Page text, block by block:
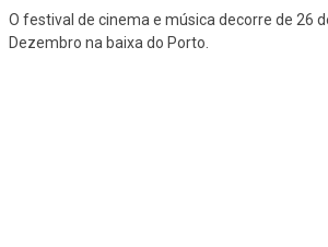
O festival de cinema e música decorre de 26
Dezembro na baixa do Porto.